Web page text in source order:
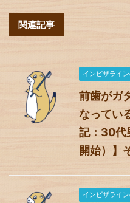
関連記事
インビザライ
前歯がガ
なってい
記：30代
開始）】
インビザライ